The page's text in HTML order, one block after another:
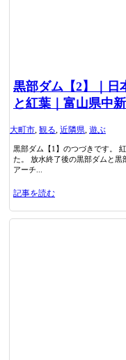
黒部ダム【2】｜日
と紅葉｜富山県中
大町市, 観る, 近隣県, 遊ぶ
黒部ダム【1】のつづきです。
た。 放水終了後の黒部ダムと黒
アーチ...
記事を読む